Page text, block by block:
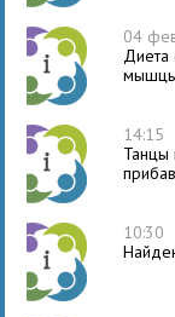
04
Диета
14:15
Танцы
10:30